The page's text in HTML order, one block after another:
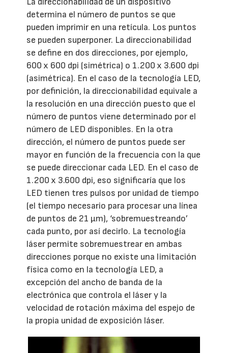
determina el número de puntos se que
pueden imprimir en una retícula. Los puntos
se pueden superponer. La direccionabilidad
se define en dos direcciones, por ejemplo,
600 x 600 dpi (simétrica) o 1.200 x 3.600 dpi
(asimétrica). En el caso de la tecnología LED,
por definición, la direccionabilidad equivale a
la resolución en una dirección puesto que el
número de puntos viene determinado por el
número de LED disponibles. En la otra
dirección, el número de puntos puede ser
mayor en función de la frecuencia con la que
se puede direccionar cada LED. En el caso de
1.200 x 3.600 dpi, eso significaría que los
LED tienen tres pulsos por unidad de tiempo
(el tiempo necesario para procesar una línea
de puntos de 21 μm), ‘sobremuestreando’
cada punto, por así decirlo. La tecnología
láser permite sobremuestrear en ambas
direcciones porque no existe una limitación
física como en la tecnología LED, a
excepción del ancho de banda de la
electrónica que controla el láser y la
velocidad de rotación máxima del espejo de
la propia unidad de exposición láser.